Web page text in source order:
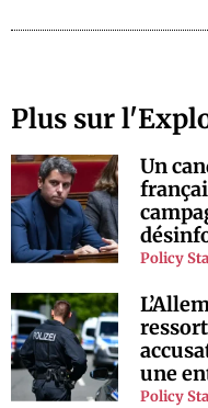
Plus sur
Un
Policy
une
Policy